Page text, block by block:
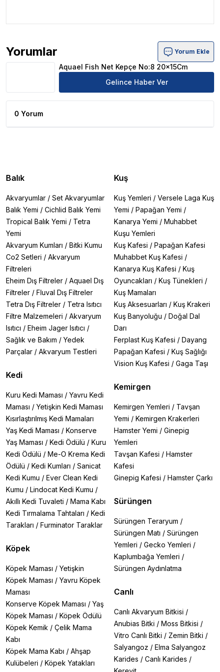
Yorumlar
Aquael Fish Net Kepçe No:8 20x15Cm Ürün Yorumları
Yorum Ekle
Aquael Fish Net Kepçe No:8 20x15Cm
Gelince Haber Ver
0 Yorum
Balık
Akvaryumlar / Set Akvaryumlar
Balık Yemi / Cichlid Balık Yemi
Tropical Balık Yemi / Tetra
Yemi
Akvaryum Kumları / Bitki Kumu
Co2 Setleri / Akvaryum
Filtreleri
Eheim Dış Filtreler / Aquael Dış
Filtreler / Fluval Dış Filtreler
Tetra Dış Filtreler / Tetra Isıtıcı
Filtre Malzemeleri / Akvaryum
Isıtıcı / Eheim Jager Isıtıcı /
Sağlık ve Bakım / Yedek
Parçalar / Akvaryum Testleri
Kedi
Kuru Kedi Maması / Yavru Kedi
Maması / Yetişkin Kedi Maması
Kısırlaştırılmış Kedi Mamaları
Yaş Kedi Maması / Konserve
Yaş Maması / Kedi Ödülü / Kuru
Kedi Ödülü / Me-O Krema Kedi
Ödülü / Kedi Kumları / Sanicat
Kedi Kumu / Ever Clean Kedi
Kumu / Lindocat Kedi Kumu /
Akıllı Kedi Tuvaleti / Mama Kabı
Kedi Tırmalama Tahtaları / Kedi
Tarakları / Furminator Taraklar
Köpek
Köpek Maması / Yetişkin
Köpek Maması / Yavru Köpek
Maması
Konserve Köpek Maması / Yaş
Köpek Maması / Köpek Ödülü
Köpek Kemik / Çelik Mama
Kabı
Köpek Mama Kabı / Ahşap
Kulübeleri / Köpek Yatakları
Kuş
Kuş Yemleri / Versele Laga Kuş
Yemi / Papağan Yemi /
Kanarya Yemi / Muhabbet
Kuşu Yemleri
Kuş Kafesi / Papağan Kafesi
Muhabbet Kuş Kafesi /
Kanarya Kuş Kafesi / Kuş
Oyuncakları / Kuş Tünekleri /
Kuş Mamaları
Kuş Aksesuarları / Kuş Krakeri
Kuş Banyoluğu / Doğal Dal
Darı
Ferplast Kuş Kafesi / Dayang
Papağan Kafesi / Kuş Sağlığı
Vision Kuş Kafesi / Gaga Taşı
Kemirgen
Kemirgen Yemleri / Tavşan
Yemi / Kemirgen Krakerleri
Hamster Yemi / Ginepig
Yemleri
Tavşan Kafesi / Hamster
Kafesi
Ginepig Kafesi / Hamster Çarkı
Sürüngen
Sürüngen Teraryum /
Sürüngen Matı / Sürüngen
Yemleri / Gecko Yemleri /
Kaplumbağa Yemleri /
Sürüngen Aydınlatma
Canlı
Canlı Akvaryum Bitkisi /
Anubias Bitki / Moss Bitkisi /
Vitro Canlı Bitki / Zemin Bitki /
Salyangoz / Elma Salyangoz
Karides / Canlı Karides /